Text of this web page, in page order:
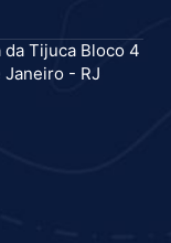
da Tijuca Bloco 4
Janeiro - RJ